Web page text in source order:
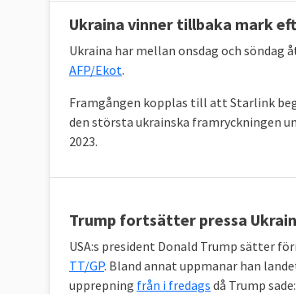
Ukraina vinner tillbaka mark
Ukraina har mellan onsdag och
AFP/Ekot.
Framgången kopplas till att Starlink
den största ukrainska framryckningen
2023.
Trump fortsätter pressa
USA:s president Donald Trump sätter
TT/GP. Bland annat uppmanar han
upprepning från i fredags då Trump